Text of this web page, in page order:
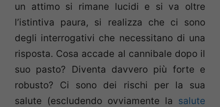
un attimo si rimane lucidi e si va oltre
l’istintiva paura, si realizza che ci sono
degli interrogativi che necessitano di una
risposta. Cosa accade al cannibale dopo il
suo pasto? Diventa davvero più forte e
robusto? Ci sono dei rischi per la sua
salute (escludendo ovviamente la salute